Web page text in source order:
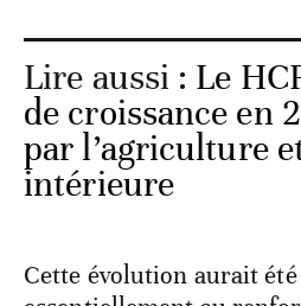
Lire aussi : Le
de croissance en
par l’agriculture
intérieure
Cette évolution aurait